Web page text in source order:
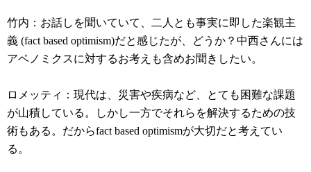
竹内：お話しを聞いていて、二人とも事実に即した楽観主
義 (fact based optimism)だと感じたが、どうか？中西さんには
アベノミクスに対するお考えも含めお聞きしたい。
ロメッティ：現代は、災害や疾病など、とても困難な課題
が山積している。しかし一方でそれらを解決するための技
術もある。だからfact based optimismが大切だと考えてい
る。